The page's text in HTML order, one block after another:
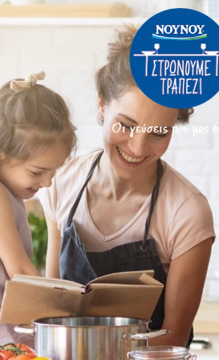
Οι γεύσεις που μας